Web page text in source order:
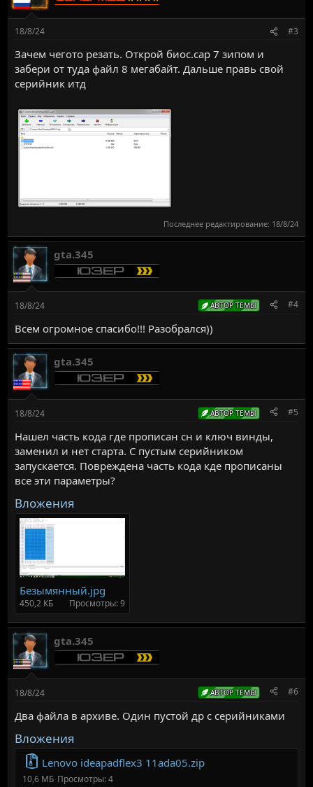
18/8/24 #3
Зачем чегото резать. Открой биос.cap 7 зипом и
забери от туда файл 8 мегабайт. Дальше правь свой
серийник итд
Последнее редактирование: 18/8/24
gta.345
18/8/24 АВТОР ТЕМЫ #4
Всем огромное спасибо!!! Разобрался))
gta.345
18/8/24 АВТОР ТЕМЫ #5
Нашел часть кода где прописан сн и ключ винды,
заменил и нет старта. С пустым серийником
запускается. Повреждена часть кода кде прописаны
все эти параметры?
Вложения
Безымянный.jpg
450,2 КБ Просмотры: 9
gta.345
18/8/24 АВТОР ТЕМЫ #6
Два файла в архиве. Один пустой др с серийниками
Вложения
Lenovo ideapadflex3 11ada05.zip
10,6 МБ Просмотры: 4